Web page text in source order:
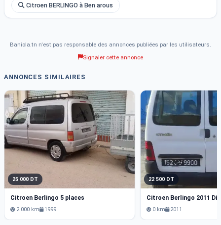
Citroen BERLINGO à Ben arous
Baniola.tn n'est pas responsable des annonces publiées par les utilisateurs.
Signaler cette annonce
ANNONCES SIMILAIRES
25 000 DT
Citroen Berlingo 5 places
2 000 km 1999
22 500 DT
Citroen Berlingo 2011
0 km 2011